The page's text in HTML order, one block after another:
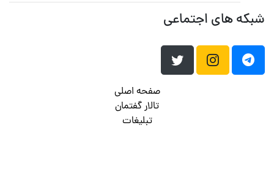
شبکه های اجتماعی
صفحه اصلی
تالار گفتمان
تبلیغات